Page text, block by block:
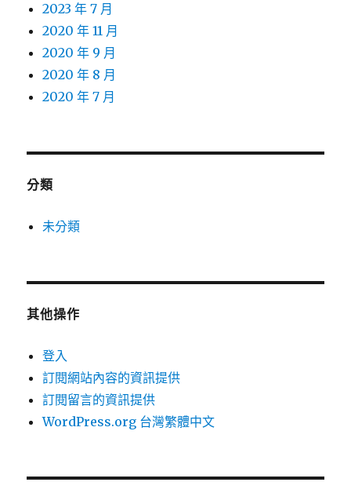
2023 年 7 月
2020 年 11 月
2020 年 9 月
2020 年 8 月
2020 年 7 月
分類
未分類
其他操作
登入
訂閱網站內容的資訊提供
訂閱留言的資訊提供
WordPress.org 台灣繁體中文